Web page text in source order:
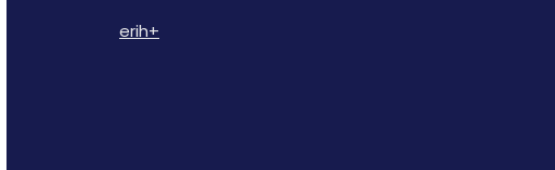
erih+